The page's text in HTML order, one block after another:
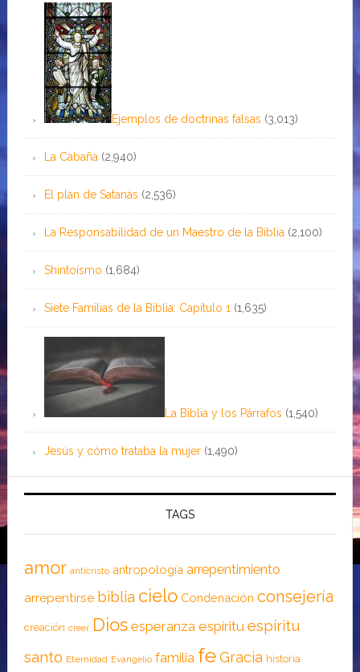
Ejemplos de doctrinas falsas (3,013)
La Cabaña (2,940)
El plan de Satanás (2,536)
La Responsabilidad de un Maestro de la Biblia (2,100)
Shintoísmo (1,684)
Siete Familias de la Biblia: Capítulo 1 (1,635)
La Biblia y los Párrafos (1,540)
Jesús y cómo trataba la mujer (1,490)
TAGS
amor anticristo antropología arrepentimiento
arrepentirse biblia cielo Condenación consejería
creación creer Dios esperanza espíritu espíritu
santo Eternidad Evangelio familia feGracia historia